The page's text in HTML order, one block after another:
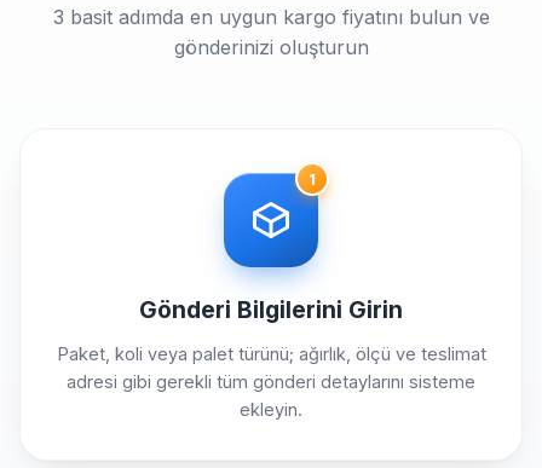
3 basit adımda en uygun kargo fiyatını bulun ve
gönderinizi oluşturun
1
Gönderi Bilgilerini Girin
Paket, koli veya palet türünü; ağırlık, ölçü ve teslimat
adresi gibi gerekli tüm gönderi detaylarını sisteme
ekleyin.